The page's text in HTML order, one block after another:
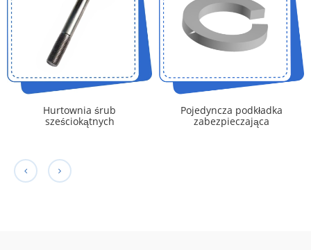
Hurtownia śrub
sześciokątnych
Pojedyncza podkładka
zabezpieczająca
sprężyny śrubowej do